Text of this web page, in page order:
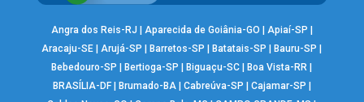
Angra dos Reis-RJ Aparecida de Goiânia-GO Apiaí-SP
Aracaju-SE |Arujá-SP Barretos-SP Batatais-SP Bauru-SP
Bebedouro-SP
Bertioga-SP Biguaçu-SC Boa Vista-RR
BRASÍLIA-DF| Brumado-BA| Cabreúva-SP Cajamar-SP